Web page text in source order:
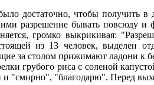
достаточно, чтобы получить
разрешение бывать повсюду и
громко выкрикивая:
из 13 человек, выделен
за столом прижимают ладони к
грубого риса с соленой
и "смирно", "благодарю". Перед